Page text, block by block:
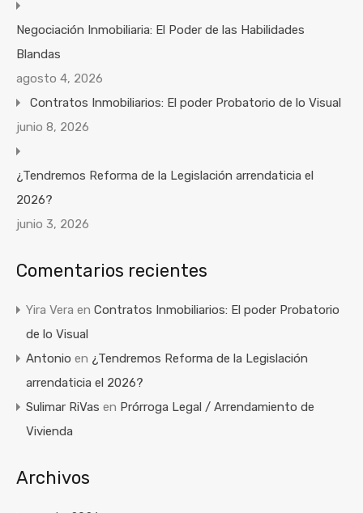
Negociación Inmobiliaria: El Poder de las Habilidades
Blandas
agosto 4, 2026
Contratos Inmobiliarios: El poder Probatorio de lo Visual
junio 8, 2026
¿Tendremos Reforma de la Legislación arrendaticia el
2026?
junio 3, 2026
Comentarios recientes
Yira Vera en Contratos Inmobiliarios: El poder Probatorio
de lo Visual
Antonio en ¿Tendremos Reforma de la Legislación
arrendaticia el 2026?
Sulimar RiVas en Prórroga Legal / Arrendamiento de
Vivienda
Archivos